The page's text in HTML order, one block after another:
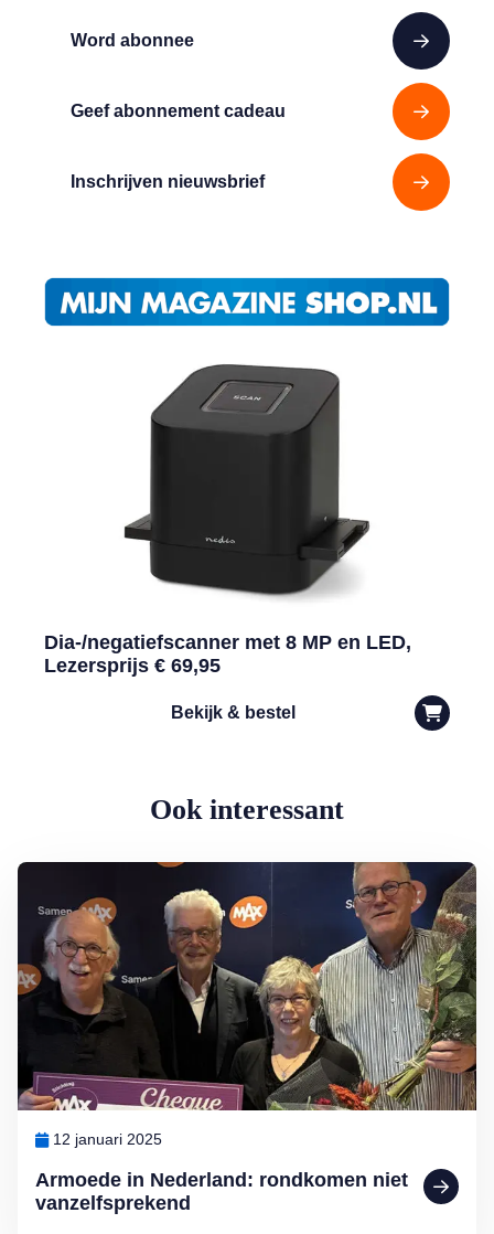
Word abonnee
Geef abonnement cadeau
Inschrijven nieuwsbrief
Dia-/negatiefscanner met 8 MP en LED,
Lezersprijs € 69,95
Bekijk & bestel
Ook interessant
Armoede in Nederland: rondkomen niet
vanzelfsprekend
12 januari 2025
Lees meer over Armoede in Nederland: rondkomen niet